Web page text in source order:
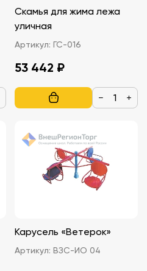
Скамья для жима лежа
уличная
Артикул: ГС-016
53 442 ₽
− +
Карусель «Ветерок»
Артикул: ВЗС-ИO 04